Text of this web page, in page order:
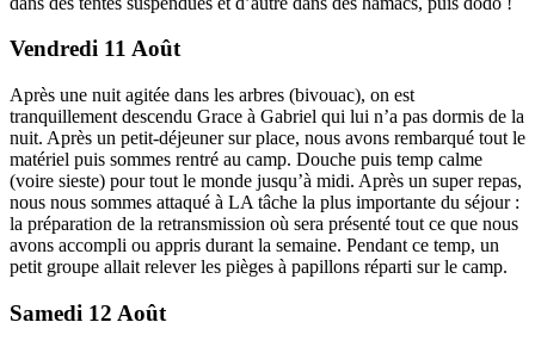
Vendredi 11 Août
Après une nuit agitée dans les arbres (bivouac), on est
tranquillement descendu Grace à Gabriel qui lui n’a pas dormis de la
nuit. Après un petit-déjeuner sur place, nous avons rembarqué tout le
matériel puis sommes rentré au camp. Douche puis temp calme
(voire sieste) pour tout le monde jusqu’à midi. Après un super repas,
nous nous sommes attaqué à LA tâche la plus importante du séjour :
la préparation de la retransmission où sera présenté tout ce que nous
avons accompli ou appris durant la semaine. Pendant ce temp, un
petit groupe allait relever les pièges à papillons réparti sur le camp.
Samedi 12 Août